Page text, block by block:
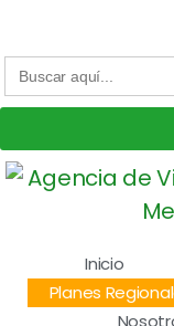
Buscar:
Inicio
Planes